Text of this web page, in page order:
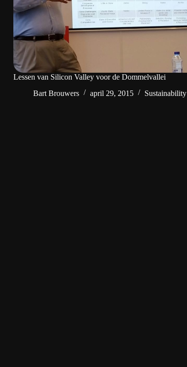
Lessen van Silicon Valley voor de Dommelvallei
Bart Brouwers
april 29, 2015 Sustainability